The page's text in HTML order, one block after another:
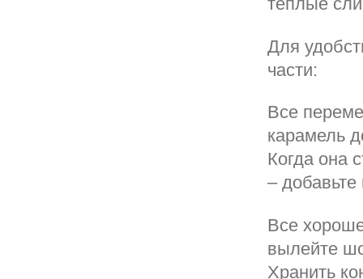
Для
части:
Все
карамель
Когда она
– добавьте
Все
вылейте
Хранить